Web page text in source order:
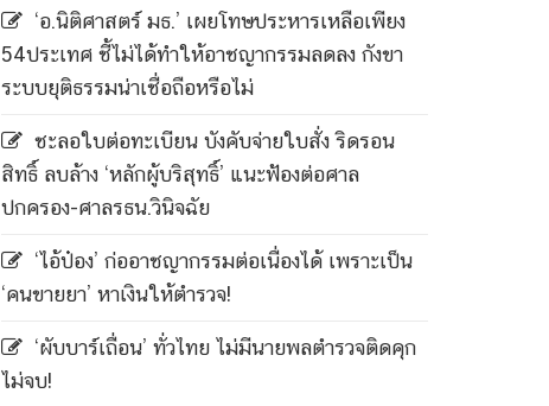
‘อ.นิติศาสตร์ มธ.’ เผยโทษประหารเหลือเพียง
54ประเทศ ชี้ไม่ได้ทำให้อาชญากรรมลดลง กังขา
ระบบยุติธรรมน่าเชื่อถือหรือไม่
ชะลอใบต่อทะเบียน บังคับจ่ายใบสั่ง ริดรอน
สิทธิ์ ลบล้าง ‘หลักผู้บริสุทธิ์’ แนะฟ้องต่อศาล
ปกครอง-ศาลรธน.วินิจฉัย
‘ไอ้ป๋อง’ ก่ออาชญากรรมต่อเนื่องได้ เพราะเป็น
‘คนขายยา’ หาเงินให้ตำรวจ!
‘ผับบาร์เถื่อน’ ทั่วไทย ไม่มีนายพลตำรวจติดคุก
ไม่จบ!